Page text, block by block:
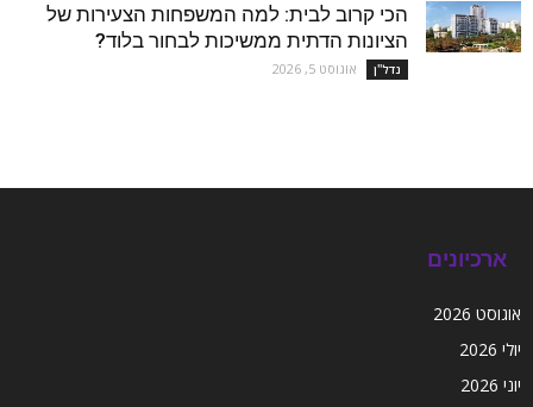
הכי קרוב לבית: למה המשפחות הצעירות של
הציונות הדתית ממשיכות לבחור בלוד?
נדל''ן אוגוסט 5, 2026
ארכיונים
אוגוסט 2026
יולי 2026
יוני 2026